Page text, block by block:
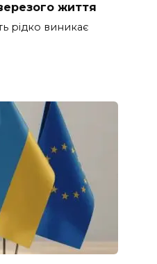
життя
рідко виникає